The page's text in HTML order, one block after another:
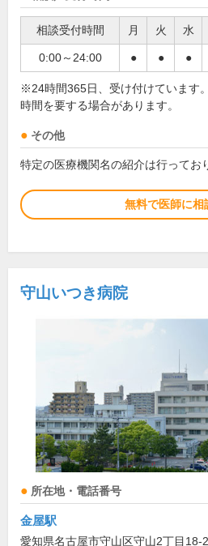
相談受付時間 月 火 水
0:00～24:00 ● ● ●
※24時間365日、受け付けています
時間を要する場合があります。
その他
特定の医療機関名の紹介は行ってお
無料で医師に相
守山いつき病院
所在地・電話番号
金屋駅
愛知県名古屋市守山区守山2丁目18-